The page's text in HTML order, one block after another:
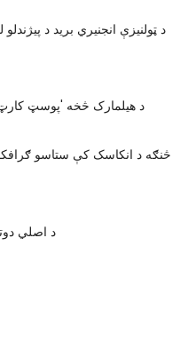
د ټولنیزې انجنیري برید د پیژندلو لپاره 4
د هیلمارک څخه 'پوسټ
څنګه د انکاسک کې ستاسو
د اصلي